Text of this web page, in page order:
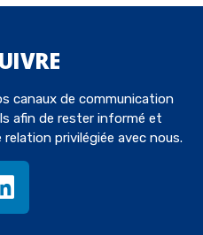
canaux de communication
afin de rester informé et
privilégiée avec nous.